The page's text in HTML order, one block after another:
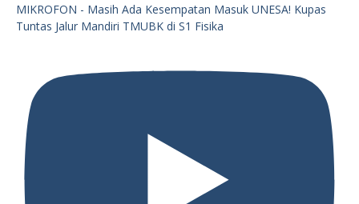
MIKROFON - Masih Ada Kesempatan Masuk UNESA! Kupas
Tuntas Jalur Mandiri TMUBK di S1 Fisika